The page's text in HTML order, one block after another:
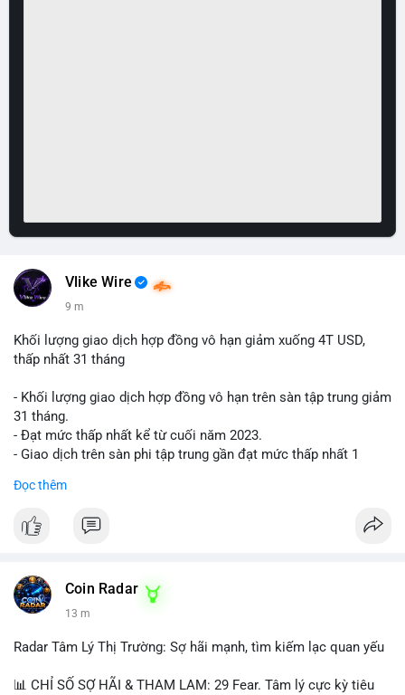
Vlike Wire
9 m
Khối lượng giao dịch hợp đồng vô hạn giảm xuống 4T USD,
thấp nhất 31 tháng
- Khối lượng giao dịch hợp đồng vô hạn trên sàn tập trung giảm
31 tháng.
- Đạt mức thấp nhất kể từ cuối năm 2023.
- Giao dịch trên sàn phi tập trung gần đạt mức thấp nhất 1
#vlikevn #titanbot
Đọc thêm
Coin Radar
13 m
Radar Tâm Lý Thị Trường: Sợ hãi mạnh, tìm kiếm lạc quan yếu
📊 CHỈ SỐ SỢ HÃI & THAM LAM: 29 Fear. Tâm lý cực kỳ tiêu